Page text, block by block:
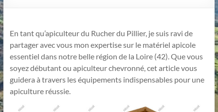
En tant qu’apiculteur du Rucher du Pillier, je suis ravi de
partager avec vous mon expertise sur le matériel apicole
essentiel dans notre belle région de la Loire (42). Que vous
soyez débutant ou apiculteur chevronné, cet article vous
guidera à travers les équipements indispensables pour une
apiculture réussie.